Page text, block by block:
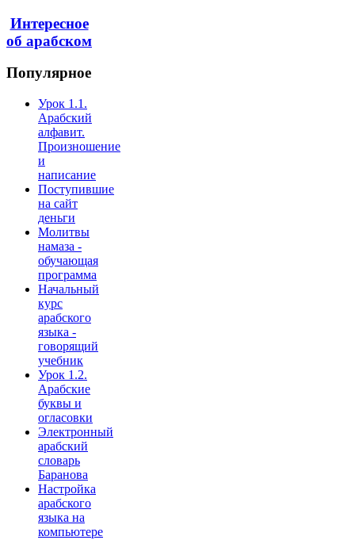
Интересное
об арабском
Популярное
Урок 1.1.
Арабский
алфавит.
Произношение
и
написание
Поступившие
на сайт
деньги
Молитвы
намаза -
обучающая
программа
Начальный
курс
арабского
языка -
говорящий
учебник
Урок 1.2.
Арабские
буквы и
огласовки
Электронный
арабский
словарь
Баранова
Настройка
арабского
языка на
компьютере